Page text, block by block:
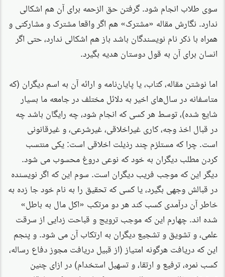
سوی طلاب انجام شود. گرفتن حق الزحمه برای آن هم اشكالی
ندارد. نگارش مقاله «مشترک» هم اگر واقعا مشترک و مشارکتی و
همراه با ذکر نام نویسندگان باشد باز هم اشکالی ندارد، حتی اگر
انسان برای آن به قول دوستان هدیه بگیرد.
اما نوشتن مقاله، کتاب، یا پایان‌نامه و ارائه آن به اسم دیگران (که
متاسفانه در سال‌های اخیر به دلائل مختلف در جامعه ما بسیار
شایع شده)، توسط هر کسی که انجام شود، چه رایگان باشد چه
در قبال اخذ وجه،‌ کاری غیراخلاقی، غیرشرعی، و غیرقانونی
است. چرا که مستلزم چند رذیلت اخلاقی است: یکی منتسب
کردن مطلب دیگران به خود که نوعی دروغ محسوب می شود.
دیگر این که موجب فریب دیگران است. سوم این که اگر نویسنده
در قبالش وجهی بگیرد، یا کسی که تحقیق را به نام خود جا زده به
خاطر آن درآمدی کسب کند هر دو مرتکب «اکل مال به باطل»
شده اند. چهارم این که موجب ترویج و قباحت زدایی از سرقت
علمی، و تشویق و تشجیع دیگران به ارتکاب آن می شود. و پنجم
این که دریافت هرگونه امتیاز (از قبیل دریافت مجوز دفاع رساله،
کسب نمره، ترفیع و ارتقا، و تسهیل استخدام) در ازای چنین